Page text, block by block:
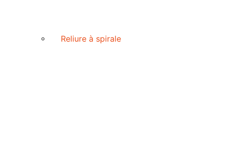
Reliure à spirale